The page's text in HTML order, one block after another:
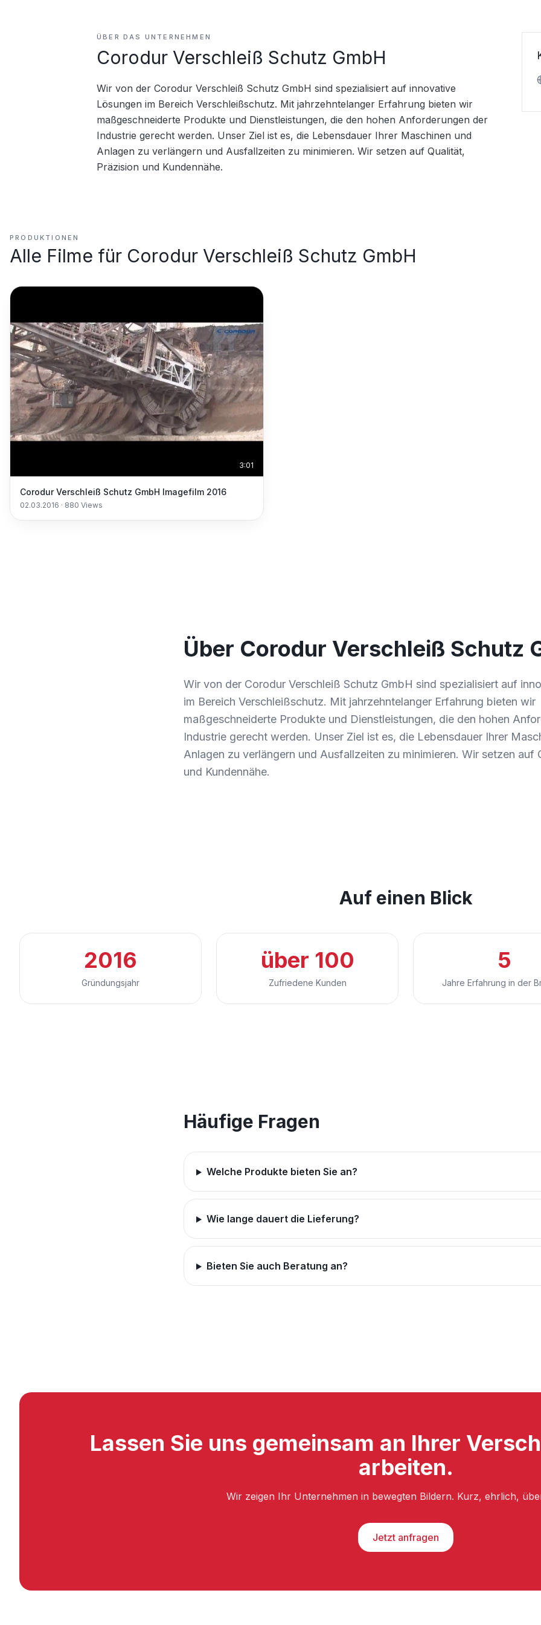
ÜBER DAS UNTERNEHMEN
Corodur Verschleiß Schutz GmbH
Wir von der Corodur Verschleiß Schutz GmbH sind spezialisiert auf innovative
Lösungen im Bereich Verschleißschutz. Mit jahrzehntelanger Erfahrung bieten wir
maßgeschneiderte Produkte und Dienstleistungen, die den hohen Anforderungen der
Industrie gerecht werden. Unser Ziel ist es, die Lebensdauer Ihrer Maschinen und
Anlagen zu verlängern und Ausfallzeiten zu minimieren. Wir setzen auf Qualität,
Präzision und Kundennähe.
PRODUKTIONEN
Alle Filme für Corodur Verschleiß Schutz GmbH
3:01
Corodur Verschleiß Schutz GmbH Imagefilm 2016
02.03.2016 · 880 Views
Über Corodur Verschleiß Schutz
Wir von der Corodur Verschleiß Schutz GmbH sind spezialisiert auf
im Bereich Verschleißschutz. Mit jahrzehntelanger Erfahrung bieten wir
maßgeschneiderte Produkte und Dienstleistungen, die den hohen
Industrie gerecht werden. Unser Ziel ist es, die Lebensdauer Ihrer
Anlagen zu verlängern und Ausfallzeiten zu minimieren. Wir setzen auf
und Kundennähe.
Auf einen Blick
2016
Gründungsjahr
über 100
Zufriedene Kunden
5
Jahre Erfahrung in der
Häufige Fragen
Welche Produkte bieten Sie an?
Wie lange dauert die Lieferung?
Bieten Sie auch Beratung an?
Lassen Sie uns gemeinsam an Ihrer
arbeiten.
Wir zeigen Ihr Unternehmen in bewegten Bildern. Kurz, ehrlich,
Jetzt anfragen